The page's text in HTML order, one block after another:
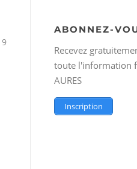
ABONNEZ-
Recevez
toute l'information
AURES
Inscription